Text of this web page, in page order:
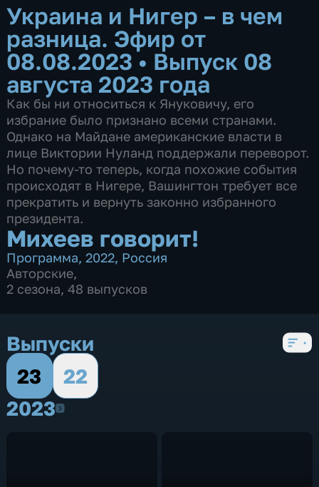
Украина и Нигер – в чем
разница. Эфир от
08.08.2023• Выпуск 08
августа 2023 года
Как бы ни относиться к Януковичу, его
избрание было признано всеми странами.
Однако на Майдане американские власти в
лице Виктории Нуланд поддержали переворот.
Но почему-то теперь, когда похожие события
происходят в Нигере, Вашингтон требует все
прекратить и вернуть законно избранного
президента.
Михеев говорит!
Программа,2022, Россия
Авторские,
2 сезона, 48 выпусков
Выпуски
23
22
20232023